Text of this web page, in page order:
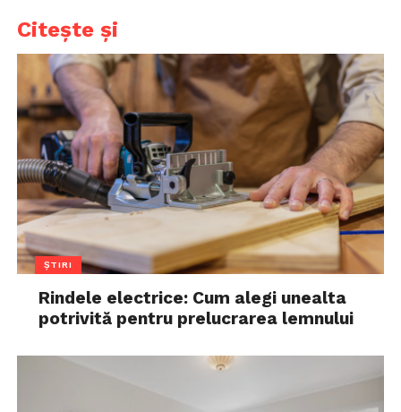
Citește și
ȘTIRI
Rindele electrice: Cum alegi unealta
potrivită pentru prelucrarea lemnului